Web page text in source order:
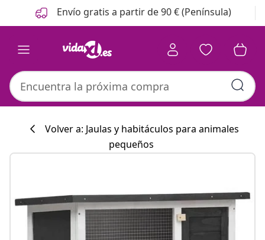
Anterior
Siguiente Envío gratis a partir de 90 € (Península)
#sharemevidaxl
Volver a: Jaulas y habitáculos para animales
pequeños